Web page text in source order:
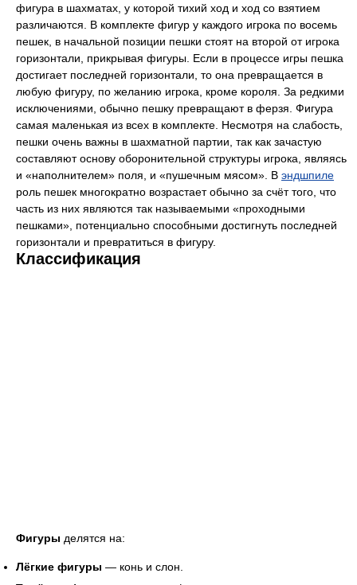
фигура в шахматах, у которой тихий ход и ход со взятием
различаются. В комплекте фигур у каждого игрока по восемь
пешек, в начальной позиции пешки стоят на второй от игрока
горизонтали, прикрывая фигуры. Если в процессе игры пешка
достигает последней горизонтали, то она превращается в
любую фигуру, по желанию игрока, кроме короля. За редкими
исключениями, обычно пешку превращают в ферзя. Фигура
самая маленькая из всех в комплекте. Несмотря на слабость,
пешки очень важны в шахматной партии, так как зачастую
составляют основу оборонительной структуры игрока, являясь
и «наполнителем» поля, и «пушечным мясом». В эндшпиле
роль пешек многократно возрастает обычно за счёт того, что
часть из них являются так называемыми «проходными
пешками», потенциально способными достигнуть последней
горизонтали и превратиться в фигуру.
Классификация
Фигуры делятся на:
Лёгкие фигуры — конь и слон.